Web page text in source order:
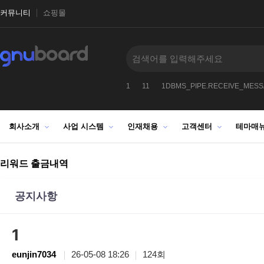
커뮤니티 쇼핑몰
1 11
회사소개 사업 시스템 인재채용 고객센터 테마매
리워드 출금내역
공지사항
1
eunjin7034 26-05-08 18:26 124회